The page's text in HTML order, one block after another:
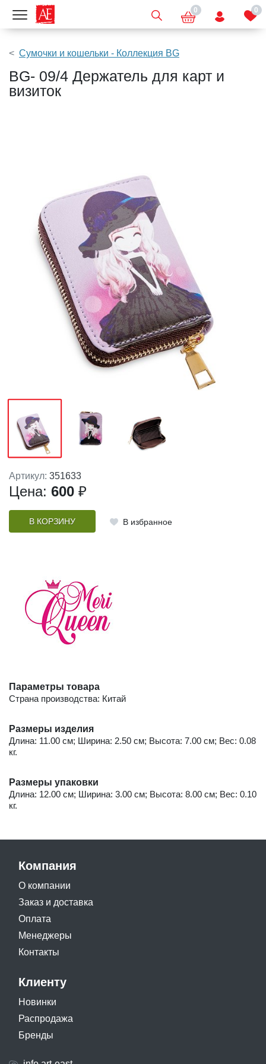
Показать меню 0 0
Сумочки и кошельки - Коллекция BG
BG- 09/4 Держатель для карт и
визиток
Артикул: 351633
Цена: 600 ₽
В КОРЗИНУ В избранное
Параметры товара
Страна производства: Китай
Размеры изделия
Длина: 11.00 см; Ширина: 2.50 см; Высота: 7.00 см; Вес: 0.08
кг.
Размеры упаковки
Длина: 12.00 см; Ширина: 3.00 см; Высота: 8.00 см; Вес: 0.10
кг.
Компания
О компании
Заказ и доставка
Оплата
Менеджеры
Контакты
Клиенту
Новинки
Распродажа
Бренды